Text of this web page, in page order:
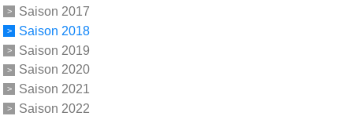
Saison 2017
Saison 2018
Saison 2019
Saison 2020
Saison 2021
Saison 2022